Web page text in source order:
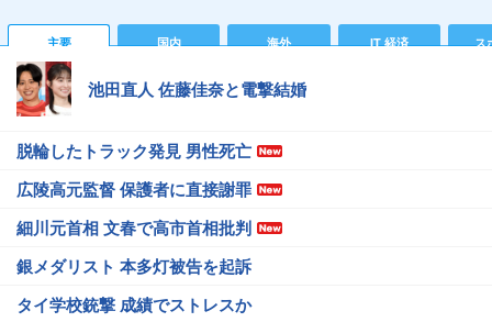
主要 国内 海外 IT 経済 ス
池田直人 佐藤佳奈と電撃結婚
脱輪したトラック発見 男性死亡
広陵高元監督 保護者に直接謝罪
細川元首相 文春で高市首相批判
銀メダリスト 本多灯被告を起訴
タイ学校銃撃 成績でストレスか